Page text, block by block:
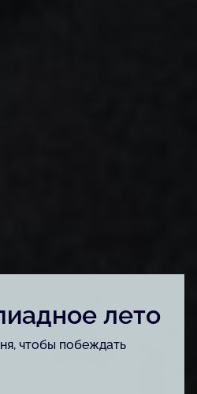
«Вега.
одарённых в сфере
урбанистики и